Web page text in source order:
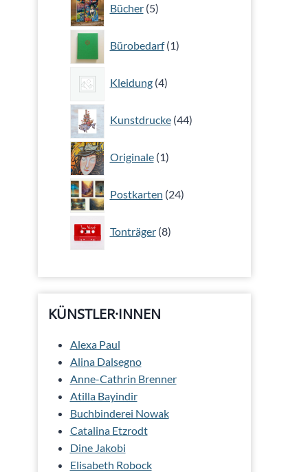
Bücher 5
Produkte
Bürobedarf 1
Produkt
Kleidung 4
Produkte
Kunstdrucke 44
Produkte
Originale 1
Produkt
Postkarten 24
Produkte
Tonträger 8
Produkte
KÜNSTLER·INNEN
Alexa Paul
Alina Dalsegno
Anne-Cathrin Brenner
Atilla Bayindir
Buchbinderei Nowak
Catalina Etzrodt
Dine Jakobi
Elisabeth Robock